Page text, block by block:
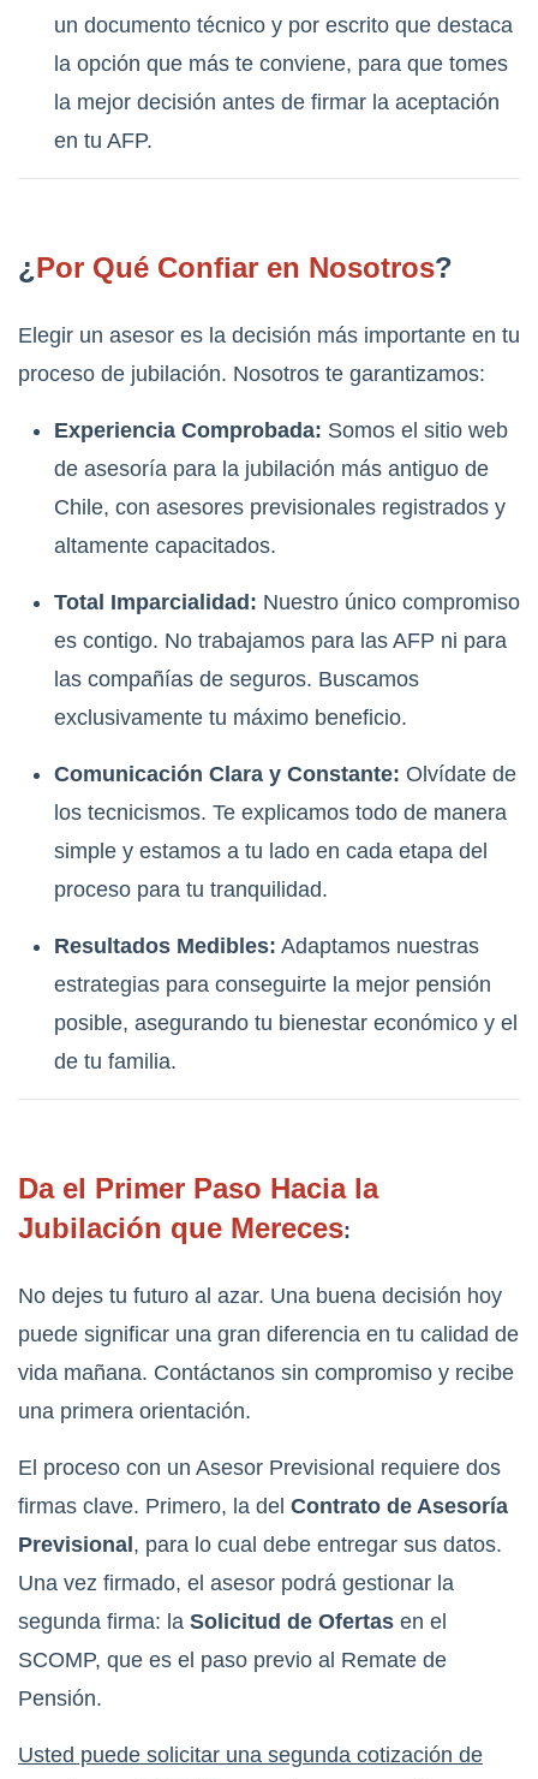
un documento técnico y por escrito que destaca
la opción que más te conviene, para que tomes
la mejor decisión antes de firmar la aceptación
en tu AFP.
¿ Por Qué Confiar en Nosotros?
Elegir un asesor es la decisión más importante en tu
proceso de jubilación. Nosotros te garantizamos:
Experiencia Comprobada: Somos el sitio web
de asesoría para la jubilación más antiguo de
Chile, con asesores previsionales registrados y
altamente capacitados.
Total Imparcialidad: Nuestro único compromiso
es contigo. No trabajamos para las AFP ni para
las compañías de seguros. Buscamos
exclusivamente tu máximo beneficio.
Comunicación Clara y Constante: Olvídate de
los tecnicismos. Te explicamos todo de manera
simple y estamos a tu lado en cada etapa del
proceso para tu tranquilidad.
Resultados Medibles: Adaptamos nuestras
estrategias para conseguirte la mejor pensión
posible, asegurando tu bienestar económico y el
de tu familia.
Da el Primer Paso Hacia la
Jubilación que Mereces:
No dejes tu futuro al azar. Una buena decisión hoy
puede significar una gran diferencia en tu calidad de
vida mañana. Contáctanos sin compromiso y recibe
una primera orientación.
El proceso con un Asesor Previsional requiere dos
firmas clave. Primero, la del Contrato de Asesoría
Previsional, para lo cual debe entregar sus datos.
Una vez firmado, el asesor podrá gestionar la
segunda firma: la Solicitud de Ofertas en el
SCOMP, que es el paso previo al Remate de
Pensión.
Usted puede solicitar una segunda cotización de